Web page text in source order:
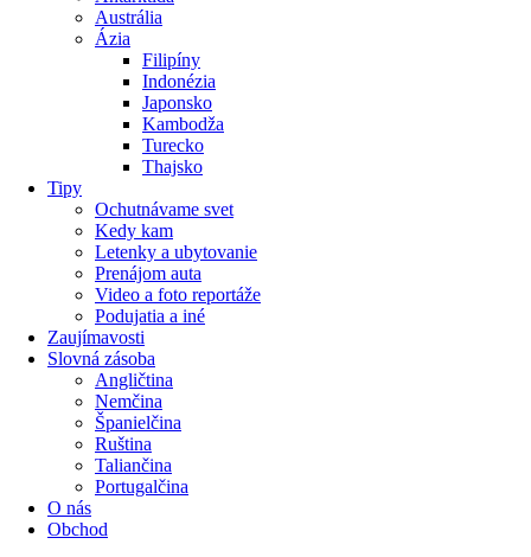
Austrália
Ázia
Filipíny
Indonézia
Japonsko
Kambodža
Turecko
Thajsko
Tipy
Ochutnávame svet
Kedy kam
Letenky a ubytovanie
Prenájom auta
Video a foto reportáže
Podujatia a iné
Zaujímavosti
Slovná zásoba
Angličtina
Nemčina
Španielčina
Ruština
Taliančina
Portugalčina
O nás
Obchod